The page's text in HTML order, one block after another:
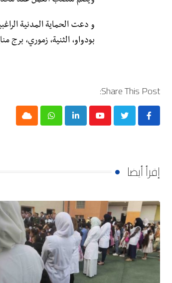
و دعت الحماية المدنية
بودواو، الثنية، زموري، برج
Share This Post:
Youtube
LinkedIn
Whatsapp
Cloud
إقرأ أيضا